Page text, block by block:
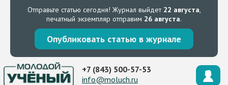
Отправьте статью сегодня! Журнал выйдет 22 августа,
печатный экземпляр отправим 26 августа.
Опубликовать статью в журнале
+7 (843) 500-57-53
info@moluch.ru